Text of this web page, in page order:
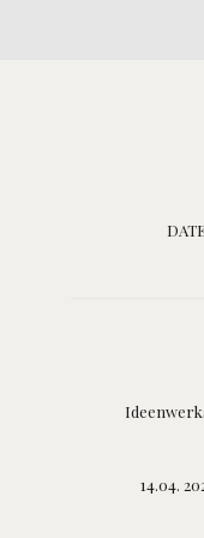
14.04.